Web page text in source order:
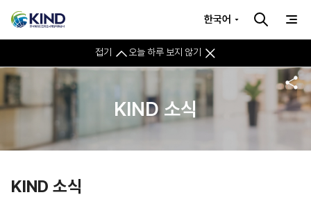
접기 오늘 하루 보지 않기
한국어
KIND 소식
KIND 소식